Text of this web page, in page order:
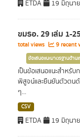
ETDA 19 มิถุนา
ขมธอ. 29 เล่ม 1-
total views
9 recent
ข้อเสนอแนะมาตรฐานด้าน
เป็นข้อเสนอแนะสำห
พิสูจน์และยืนยันตัวตนด้
ๆ...
CSV
ETDA 19 มิถุนา